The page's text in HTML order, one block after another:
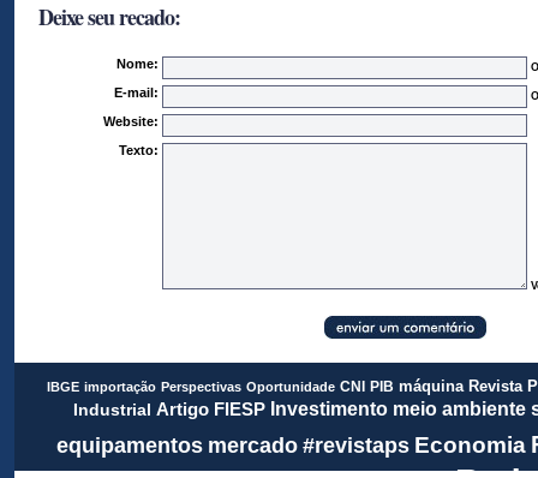
Deixe seu recado:
Nome:
E-mail:
Website:
Texto:
IBGE importação Perspectivas Oportunidade CNI PIB máquina Revista
Industrial Artigo FIESP Investimento meio ambiente
equipamentos mercado #revistaps Economia